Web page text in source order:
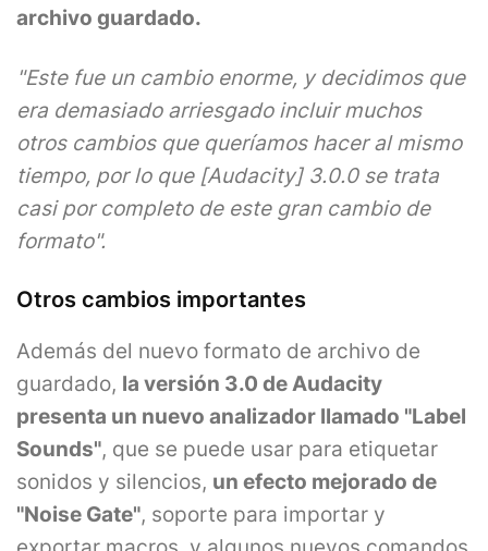
archivo guardado.
"Este fue un cambio enorme, y decidimos que
era demasiado arriesgado incluir muchos
otros cambios que queríamos hacer al mismo
tiempo, por lo que [Audacity] 3.0.0 se trata
casi por completo de este gran cambio de
formato".
Otros cambios importantes
Además del nuevo formato de archivo de
guardado, la versión 3.0 de Audacity
presenta un nuevo analizador llamado "Label
Sounds", que se puede usar para etiquetar
sonidos y silencios, un efecto mejorado de
"Noise Gate", soporte para importar y